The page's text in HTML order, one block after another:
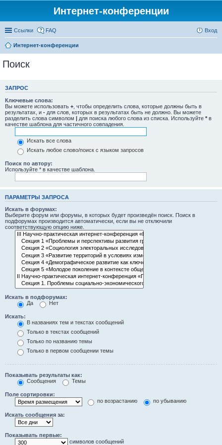
Интернет-конференции
Ссылки FAQ Вход
Интернет-конференции
Поиск
ЗАПРОС
Ключевые слова:
Вы можете использовать + , чтобы определить слова, которые должны быть в
результатах, и - для слов, которых в результатах быть не должно. Вы можете
разделить слова символом | для поиска любого слова из списка. Используйте * в
качестве шаблона для частичного совпадения.
Искать все слова
Искать любое слово/поиск с языком запросов
Поиск по автору:
Используйте * в качестве шаблона.
ПАРАМЕТРЫ ЗАПРОСА
Искать в форумах:
Выберите форум или форумы, в которых будет произведён поиск. Поиск в
подфорумах производится автоматически, если вы не отключили
соответствующую опцию ниже.
Искать в подфорумах:
Да
Нет
Искать:
В названиях тем и текстах сообщений
Только в текстах сообщений
Только по названию темы
Только в первом сообщении темы
Показывать результаты как:
Сообщения
Темы
Поле сортировки:
по возрастанию
по убыванию
Искать сообщения за:
Показывать первые:
символов сообщений